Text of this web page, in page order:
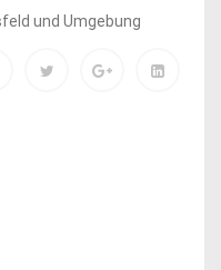
und Umgebung